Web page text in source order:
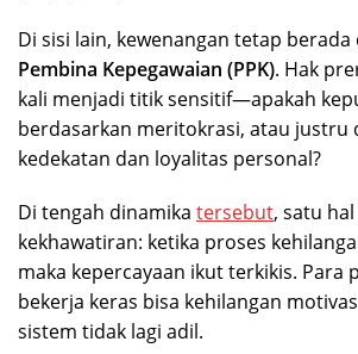
Di sisi lain, kewenangan tetap berada
Pembina Kepegawaian (PPK). Hak
kali menjadi titik sensitif—apakah
berdasarkan meritokrasi, atau justru
kedekatan dan loyalitas personal?
Di tengah dinamika tersebut, satu
kekhawatiran: ketika proses
maka kepercayaan ikut terkikis. Para
bekerja keras bisa kehilangan
sistem tidak lagi adil.